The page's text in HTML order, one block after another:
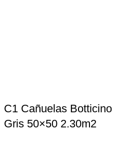
C1 Cañuelas Botticino
Gris 50×50 2.30m2